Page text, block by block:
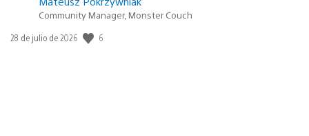
Community Manager, Monster Couch
Fecha
28 de julio de 2026 6